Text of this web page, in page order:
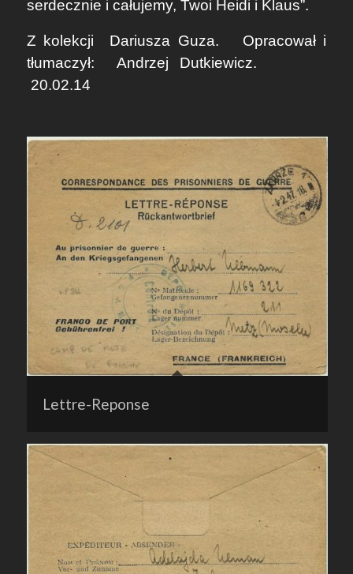
serdecznie i całujemy, Twoi Heidi i Klaus”.
Z kolekcji Dariusza Guza. Opracował i
tłumaczył: Andrzej Dutkiewicz.
20.02.14
Lettre-Reponse